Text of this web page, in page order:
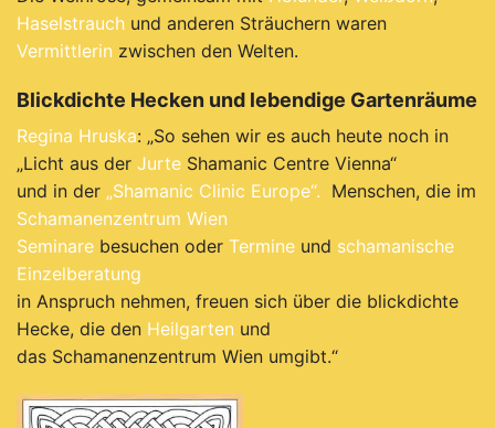
Haselstrauch und anderen Sträuchern waren
Vermittlerin zwischen den Welten.
Blickdichte Hecken und lebendige Gartenräume
Regina Hruska: „So sehen wir es auch heute noch in
„Licht aus der Jurte Shamanic Centre Vienna“
und in der „Shamanic Clinic Europe“. Menschen, die im
Schamanenzentrum Wien
Seminare besuchen oder Termine und schamanische
Einzelberatung
in Anspruch nehmen, freuen sich über die blickdichte
Hecke, die den Heilgarten und
das Schamanenzentrum Wien umgibt.“